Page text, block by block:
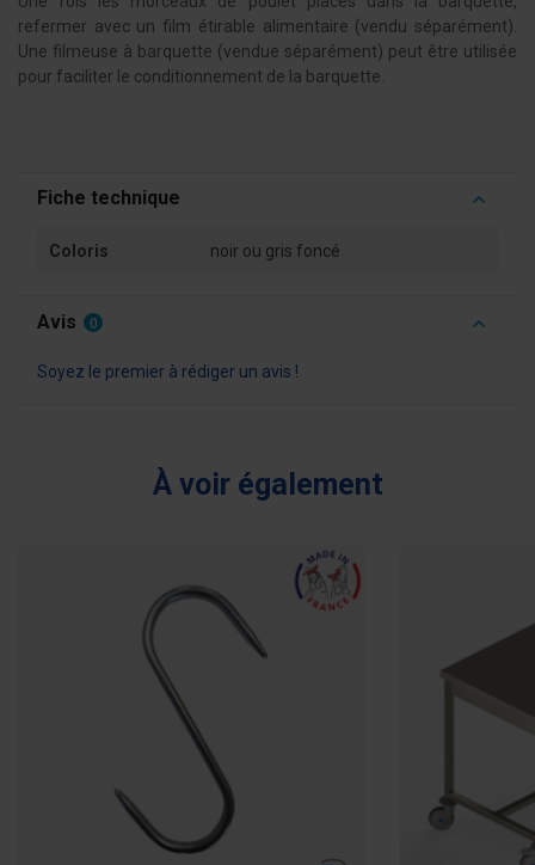
refermer avec un film étirable alimentaire (vendu séparément).
Une filmeuse à barquette (vendue séparément) peut être utilisée
pour faciliter le conditionnement de la barquette.
Fiche technique
Coloris noir ou gris foncé
Avis 0
Soyez le premier à rédiger un avis !
À voir également